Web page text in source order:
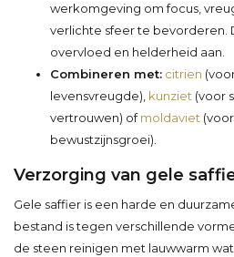
werkomgeving om focus,
verlichte sfeer te bevorderen.
overvloed en helderheid aan.
Combineren met: citrien
levensvreugde), kunziet (voor
vertrouwen) ofmoldaviet
bewustzijnsgroei).
Verzorging van gele
Gele saffier is een harde en
bestand is tegen verschillende
de steen reinigen met lauwwarm